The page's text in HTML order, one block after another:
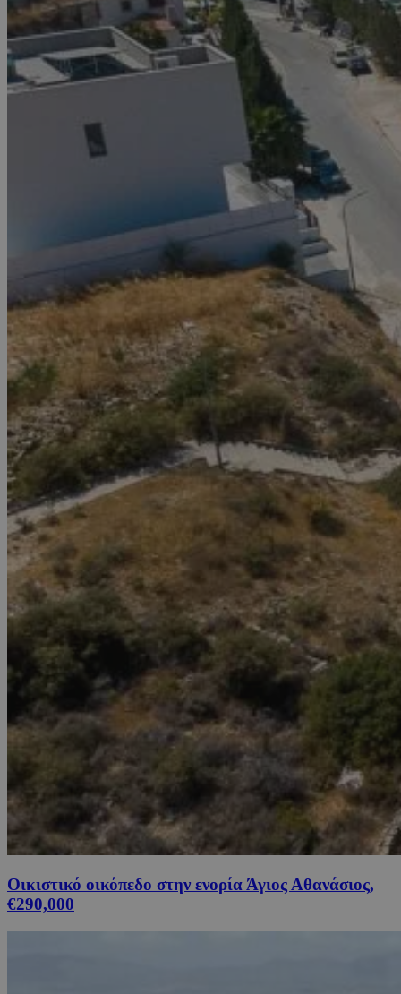
Οικιστικό οικόπεδο στην ενορία Άγιος Αθανάσιος,
€290,000